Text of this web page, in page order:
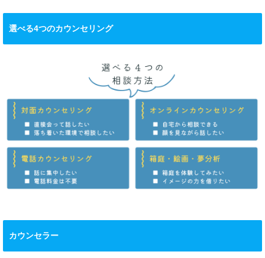
選べる4つのカウンセリング
カウンセラー